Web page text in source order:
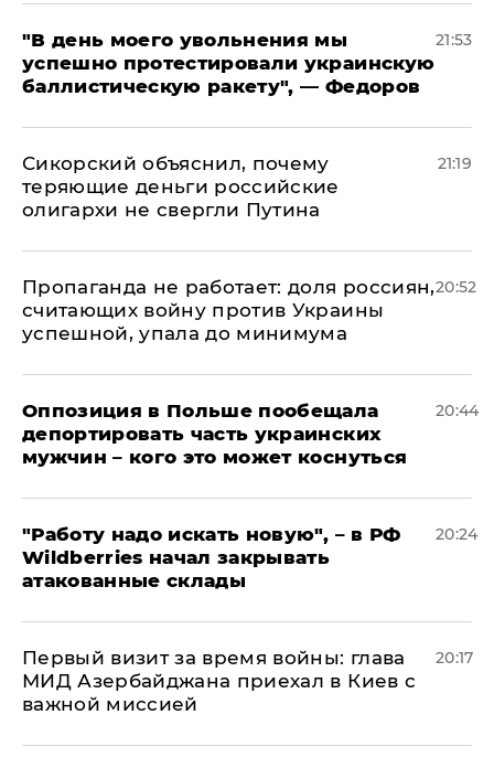
​"В день моего увольнения мы
успешно протестировали украинскую
баллистическую ракету", — Федоров
21:53
Сикорский объяснил, почему
теряющие деньги российские
олигархи не свергли Путина
21:19
​Пропаганда не работает: доля россиян,
считающих войну против Украины
успешной, упала до минимума
20:52
Оппозиция в Польше пообещала
депортировать часть украинских
мужчин – кого это может коснуться
20:44
"Работу надо искать новую", – в РФ
Wildberries начал закрывать
атакованные склады
20:24
Первый визит за время войны: глава
МИД Азербайджана приехал в Киев с
важной миссией
20:17